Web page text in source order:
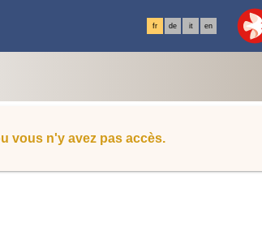
fr de it en
vous n'y avez pas accès.